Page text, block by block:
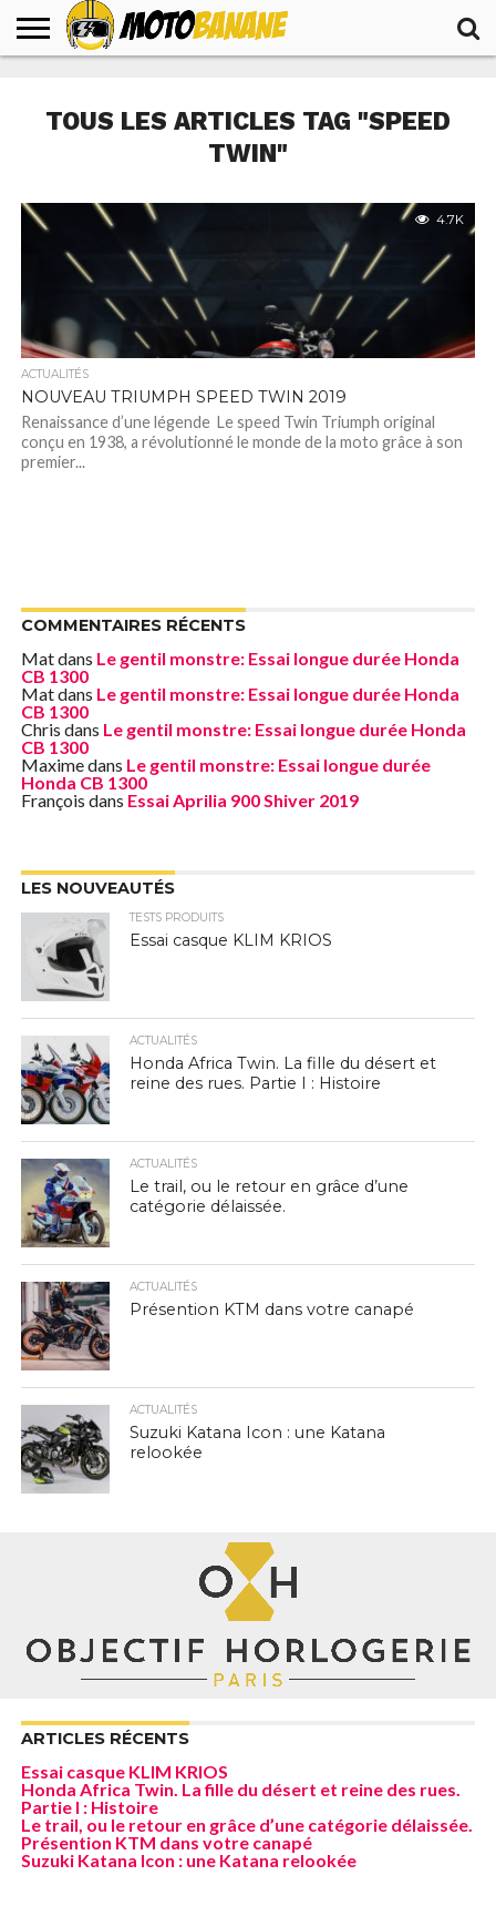
PRODUITS
TOUS LES ARTICLES TAG "SPEED
TWIN"
4.7K
ACTUALITÉS
NOUVEAU TRIUMPH SPEED TWIN 2019
Renaissance d’une légende Le speed Twin Triumph original
conçu en 1938, a révolutionné le monde de la moto grâce à son
premier...
COMMENTAIRES RÉCENTS
Matdans Le gentil monstre: Essai longue durée Honda
CB 1300
Matdans Le gentil monstre: Essai longue durée Honda
CB 1300
Chris dans Le gentil monstre: Essai longue durée Honda
CB 1300
Maximedans Le gentil monstre: Essai longue durée
Honda CB 1300
François dans Essai Aprilia 900 Shiver 2019
LES NOUVEAUTÉS
TESTS PRODUITS
Essai casque KLIM KRIOS
ACTUALITÉS
Honda Africa Twin. La fille du désert et
reine des rues. Partie I : Histoire
ACTUALITÉS
Le trail, ou le retour en grâce d’une
catégorie délaissée.
ACTUALITÉS
Présention KTM dans votre canapé
ACTUALITÉS
Suzuki Katana Icon : une Katana
relookée
ARTICLES RÉCENTS
Essai casque KLIM KRIOS
Honda Africa Twin. La fille du désert et reine des rues.
Partie I : Histoire
Le trail, ou le retour en grâce d’une catégorie délaissée.
Présention KTM dans votre canapé
Suzuki Katana Icon : une Katana relookée